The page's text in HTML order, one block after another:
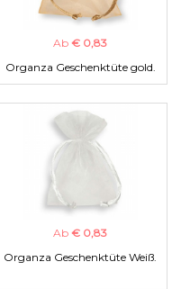
Ab € 0,83
Organza Geschenktüte gold.
Ab € 0,83
Organza Geschenktüte Weiß.